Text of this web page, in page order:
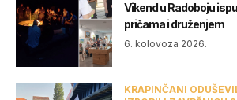
Vikend u Radoboju
pričama i druženjem
6. kolovoza 2026.
KRAPINČANI